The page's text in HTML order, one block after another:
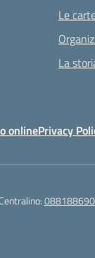
Le
La
onlinePrivacy
Centralino: